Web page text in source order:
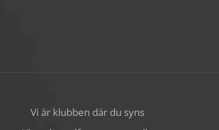
Vi är klubben där du syns